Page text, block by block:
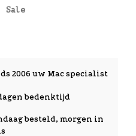
Sale
2006 uw Mac specialist
bedenktijd
besteld, morgen in